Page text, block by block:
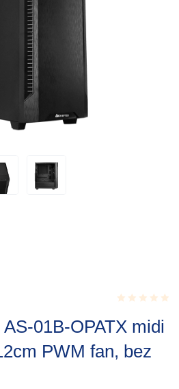
0.001
5
01B-OPATX midi
PWM fan, bez